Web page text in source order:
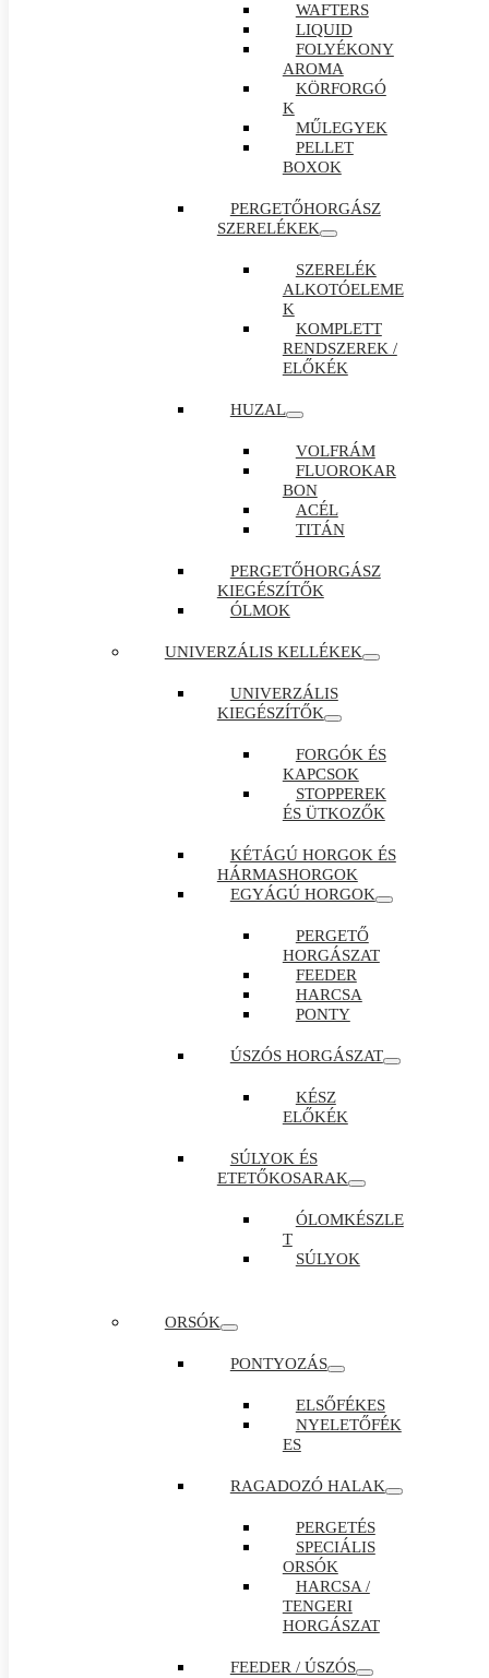
WAFTERS
LIQUID
FOLYÉKONY
AROMA
KÖRFORGÓ
K
MŰLEGYEK
PELLET
BOXOK
PERGETŐHORGÁSZ
SZERELÉKEK
SZERELÉK
ALKOTÓELEME
K
KOMPLETT
RENDSZEREK /
ELŐKÉK
HUZAL
VOLFRÁM
FLUOROKAR
BON
ACÉL
TITÁN
PERGETŐHORGÁSZ
KIEGÉSZÍTŐK
ÓLMOK
UNIVERZÁLIS KELLÉKEK
UNIVERZÁLIS
KIEGÉSZÍTŐK
FORGÓK ÉS
KAPCSOK
STOPPEREK
ÉS ÜTKOZŐK
KÉTÁGÚ HORGOK ÉS
HÁRMASHORGOK
EGYÁGÚ HORGOK
PERGETŐ
HORGÁSZAT
FEEDER
HARCSA
PONTY
ÚSZÓS HORGÁSZAT
KÉSZ
ELŐKÉK
SÚLYOK ÉS
ETETŐKOSARAK
ÓLOMKÉSZLE
T
SÚLYOK
ORSÓK
PONTYOZÁS
ELSŐFÉKES
NYELETŐFÉK
ES
RAGADOZÓ HALAK
PERGETÉS
SPECIÁLIS
ORSÓK
HARCSA /
TENGERI
HORGÁSZAT
FEEDER / ÚSZÓS